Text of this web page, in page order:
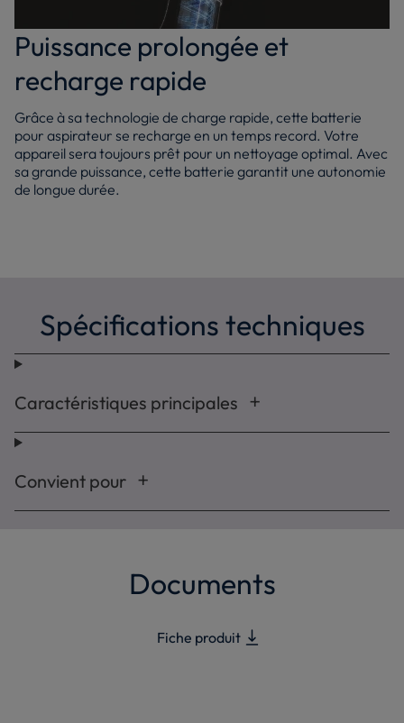
Puissance prolongée et
recharge rapide
Grâce à sa technologie de charge rapide, cette batterie
pour aspirateur se recharge en un temps record. Votre
appareil sera toujours prêt pour un nettoyage optimal. Avec
sa grande puissance, cette batterie garantit une autonomie
de longue durée.
Spécifications techniques
Caractéristiques principales
Convient pour
Documents
Fiche produit